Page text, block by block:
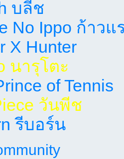
บลีช
No Ippo ก้าวแ
X Hunter
นารุโตะ
of Tennis
วันพีช
รีบอร์น